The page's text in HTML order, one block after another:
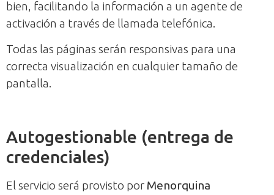
bien, facilitando la información a un agente de
activación a través de llamada telefónica.
Todas las páginas serán responsivas para una
correcta visualización en cualquier tamaño de
pantalla.
Autogestionable (entrega de
credenciales)
El servicio será provisto por Menorquina